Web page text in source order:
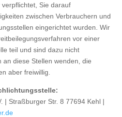
Sie darauf
zwischen Verbrauchern und
eingerichtet wurden. Wir
vor einer
teil und sind dazu nicht
an diese Stellen wenden, die
aber freiwillig.
| Straßburger Str. 8 77694 Kehl |